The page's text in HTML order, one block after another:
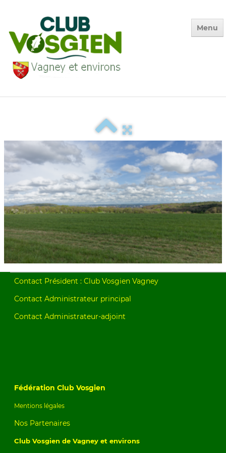
Menu
Qui sommes-nous ?
Photos des Sorties
La Vie du Club ▼
Environnement▼
Adhésion
Contact Président : Club Vosgien Vagney
Contact Administrateur principal
Contact Administrateur-adjoint
Fédération Club Vosgien
Mentions légales
Nos Partenaires
Club Vosgien de Vagney et environs